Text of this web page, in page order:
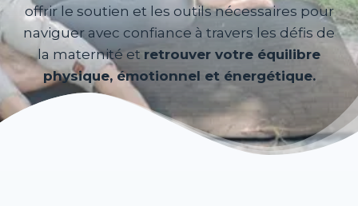
offrir le soutien et les outils nécessaires pour
naviguer avec confiance à travers les défis de
la maternité et retrouver votre équilibre
physique, émotionnel et énergétique.